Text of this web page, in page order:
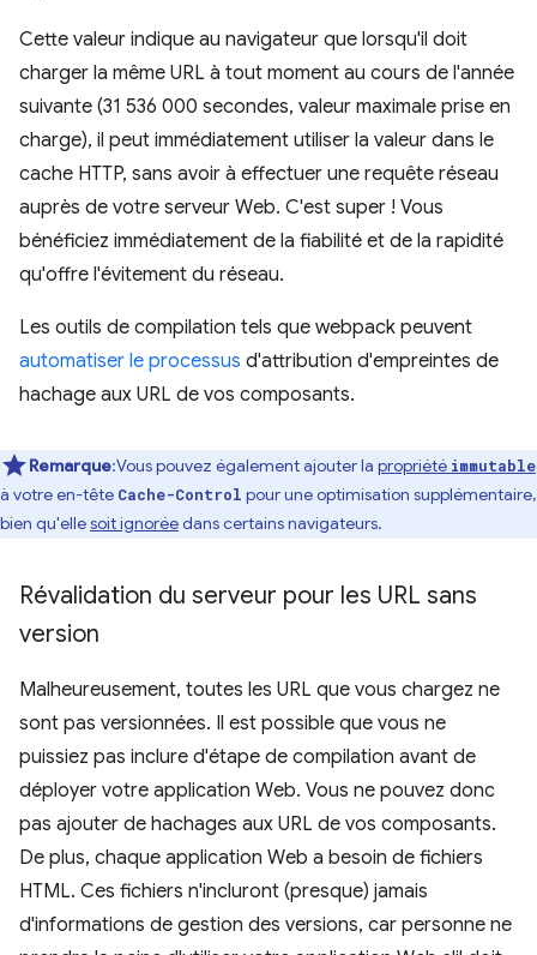
Cette valeur indique au navigateur que lorsqu'il doit
charger la même URL à tout moment au cours de l'année
suivante (31 536 000 secondes, valeur maximale prise en
charge), il peut immédiatement utiliser la valeur dans le
cache HTTP, sans avoir à effectuer une requête réseau
auprès de votre serveur Web. C'est super ! Vous
bénéficiez immédiatement de la fiabilité et de la rapidité
qu'offre l'évitement du réseau.
Les outils de compilation tels que webpack peuvent
automatiser le processus d'attribution d'empreintes de
hachage aux URL de vos composants.
Remarque:Vous pouvez également ajouter la propriété immutable
à votre en-tête Cache-Control pour une optimisation supplémentaire,
bien qu'ellesoit ignoréedans certains navigateurs.
Révalidation du serveur pour les URL sans
version
Malheureusement, toutes les URL que vous chargez ne
sont pas versionnées. Il est possible que vous ne
puissiez pas inclure d'étape de compilation avant de
déployer votre application Web. Vous ne pouvez donc
pas ajouter de hachages aux URL de vos composants.
De plus, chaque application Web a besoin de fichiers
HTML. Ces fichiers n'incluront (presque) jamais
d'informations de gestion des versions, car personne ne